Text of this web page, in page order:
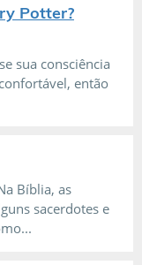
Potter?
sua consciência
então
Bíblia, as
sacerdotes e